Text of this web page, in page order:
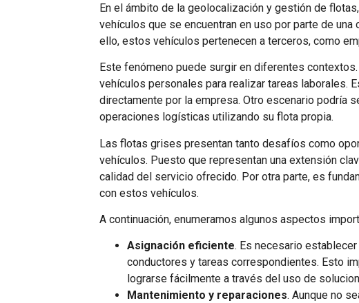
En el ámbito de la geolocalización y gestión de
vehículos que se encuentran en uso por parte de
ello, estos vehículos pertenecen a terceros, como
Este fenómeno puede surgir en diferentes
vehículos personales para realizar tareas laborales.
directamente por la empresa. Otro escenario podría
operaciones logísticas utilizando su flota propia.
Las flotas grises presentan tanto desafíos como
vehículos. Puesto que representan una extensión
calidad del servicio ofrecido. Por otra parte, es
con estos vehículos.
A continuación, enumeramos algunos aspectos
Asignación eficiente. Es necesario
conductores y tareas correspondientes. Esto
lograrse fácilmente a través del uso de
Mantenimiento y reparaciones. Aunque no